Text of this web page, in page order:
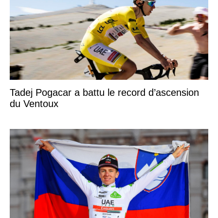
Tadej Pogacar a battu le record d’ascension
du Ventoux